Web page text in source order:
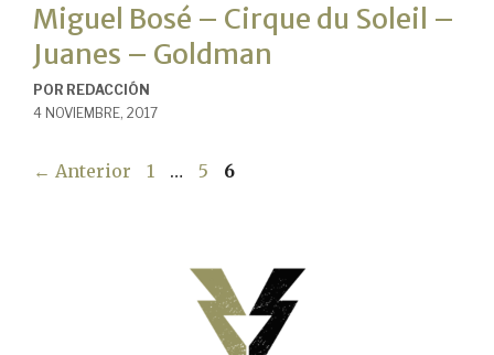
Miguel Bosé – Cirque du Soleil –
Juanes – Goldman
POR REDACCIÓN
4 NOVIEMBRE, 2017
← Anterior Página
1 … Página
5 Página
6